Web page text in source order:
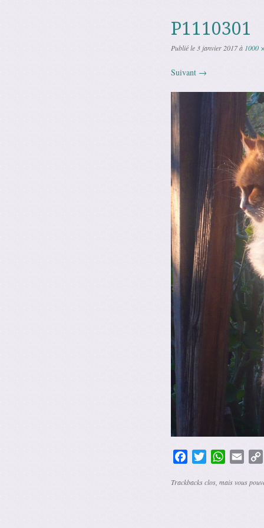
P1110301
Publié le 3 janvier 2017à 1000
Suivant →
FacebookTwitterWhatsApp
Email
Trackbacks clos, mais vous